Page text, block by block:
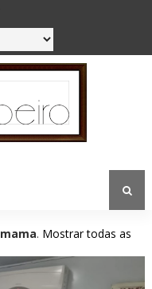
mama. Mostrar todas as